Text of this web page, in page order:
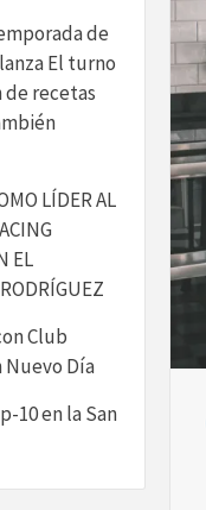
de
El turno
de recetas
LÍDER AL
EL
Club
Nuevo Día
10 en la San